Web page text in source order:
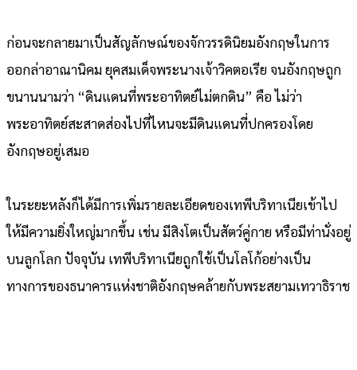
ก่อนจะกลายมาเป็นสัญลักษณ์ของจักวรรดินิยมอังกฤษในการ
ออกล่าอาณานิคม ยุคสมเด็จพระนางเจ้าวิคตอเรีย จนอังกฤษถูก
ขนานนามว่า “ดินแดนที่พระอาทิตย์ไม่ตกดิน” คือ ไม่ว่า
พระอาทิตย์สะสาดส่องไปที่ไหนจะมีดินแดนที่ปกครองโดย
อังกฤษอยู่เสมอ
ในระยะหลังก็ได้มีการเพิ่มรายละเอียดของเทพีบริทาเนียเข้าไป
ให้มีความยิ่งใหญ่มากขึ้น เช่น มีสิงโตเป็นสัตว์คู่กาย หรือมีท่านั่งอยู่
บนลูกโลก ปัจจุบัน เทพีบริทาเนียถูกใช้เป็นโลโก้อย่างเป็น
ทางการของธนาคารแห่งชาติอังกฤษคล้ายกับพระสยามเทวาธิราช